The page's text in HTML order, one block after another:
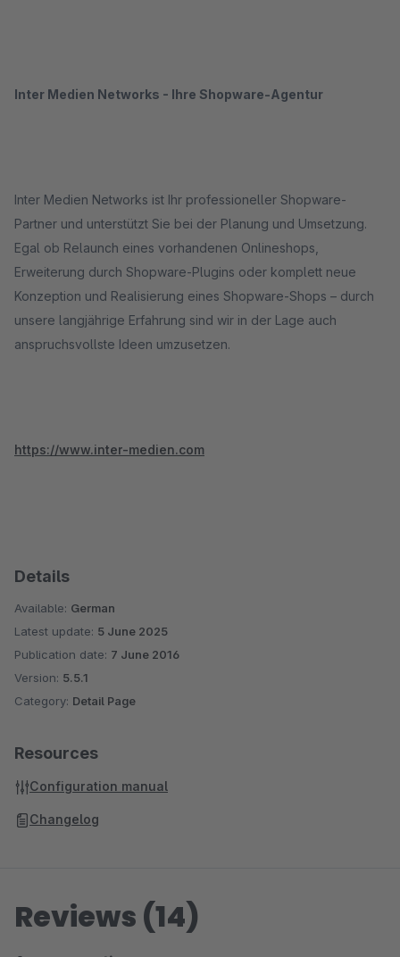
Inter Medien Networks - Ihre Shopware-Agentur
Inter Medien Networks ist Ihr professioneller Shopware-
Partner und unterstützt Sie bei der Planung und Umsetzung.
Egal ob Relaunch eines vorhandenen Onlineshops,
Erweiterung durch Shopware-Plugins oder komplett neue
Konzeption und Realisierung eines Shopware-Shops – durch
unsere langjährige Erfahrung sind wir in der Lage auch
anspruchsvollste Ideen umzusetzen.
https://www.inter-medien.com
Details
Available: German
Latest update: 5 June 2025
Publication date: 7 June 2016
Version: 5.5.1
Category: Detail Page
Resources
Configuration manual
Changelog
Reviews (14)